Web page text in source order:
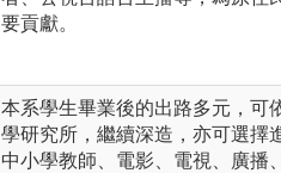
要貢獻。
本系學生畢業後的出路多元，可
學研究所，繼續深造，亦可選擇
中小學教師、電影、電視、廣播